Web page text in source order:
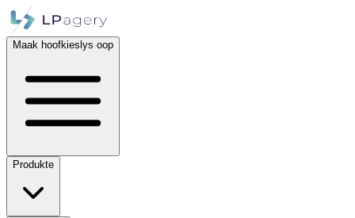
Maak hoofkieslys oop
Produkte